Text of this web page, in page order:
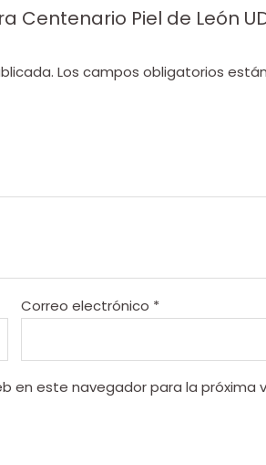
Centenario Piel de León
Los campos obligatorios están
Correo electrónico *
en este navegador para la próxima